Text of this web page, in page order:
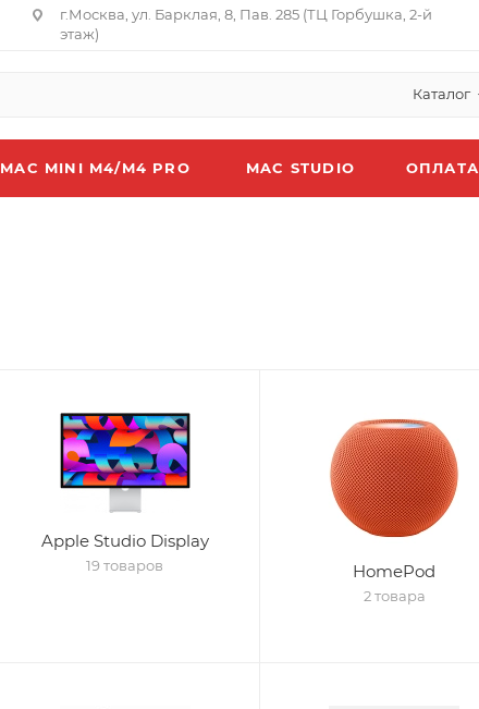
г.Москва, ул. Барклая, 8, Пав. 285 (ТЦ Горбушка, 2-й
этаж)
Каталог
MAC MINI M4/M4 PRO MAC STUDIO ОПЛАТА
Apple Studio Display
19 товаров HomePod
2 товара